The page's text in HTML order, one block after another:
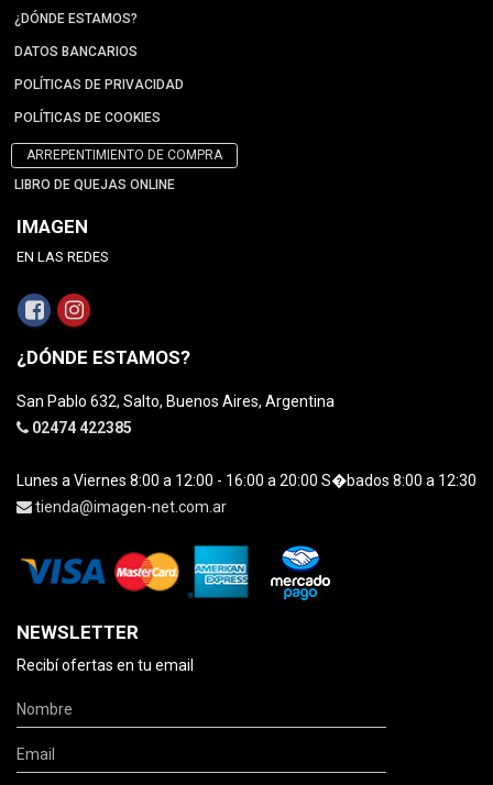
¿DÓNDE ESTAMOS?
DATOS BANCARIOS
POLÍTICAS DE PRIVACIDAD
POLÍTICAS DE COOKIES
ARREPENTIMIENTO DE COMPRA
LIBRO DE QUEJAS ONLINE
IMAGEN
EN LAS REDES
¿DÓNDE ESTAMOS?
San Pablo 632, Salto, Buenos Aires, Argentina
02474 422385
Lunes a Viernes 8:00 a 12:00 - 16:00 a 20:00 S�bados 8:00 a 12:30
tienda@imagen-net.com.ar
NEWSLETTER
Recibí ofertas en tu email